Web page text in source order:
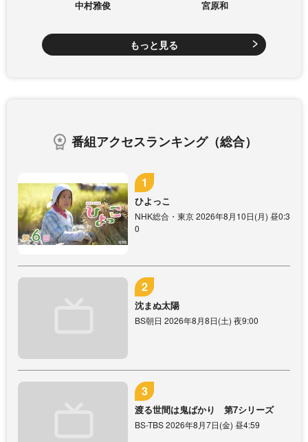
中村雅俊 宮原和
もっと見る
番組アクセスランキング（総合）
ひよっこ
NHK総合・東京 2026年8月10日(月) 昼0:3
0
沈まぬ太陽
BS朝日 2026年8月8日(土) 夜9:00
渡る世間は鬼ばかり 第7シリーズ
BS-TBS 2026年8月7日(金) 昼4:59